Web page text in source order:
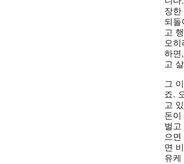
장
되
고
오
하면
고
그
죠.
고
돈
벌
으
면
유